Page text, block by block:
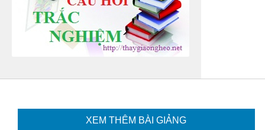
XEM THÊM BÀI GIẢNG